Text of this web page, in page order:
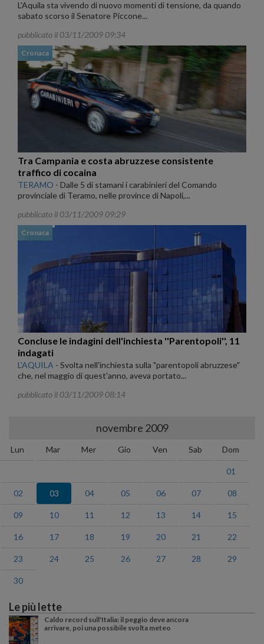
L'Aquila sta vivendo di nuovo momenti di tensione, da quando
sabato scorso il Senatore Piccone...
pubblicato il 03/11/2009 09:34
Cronaca
Tra Campania e costa abruzzese consistente
traffico di cocaina
TERAMO - Dalle 5 di stamani i carabinieri del Comando
provinciale di Teramo, nelle province di Napoli,...
pubblicato il 03/11/2009 09:29
Cronaca
Concluse le indagini dell'inchiesta ''Parentopoli'', 11
indagati
L'AQUILA - Svolta nell'inchiesta sulla "parentopoli abruzzese"
che, nel maggio di quest'anno, aveva portato...
pubblicato il 03/11/2009 08:14
novembre 2009
Lun Mar Mer Gio Ven Sab Dom
01
02 03 04 05 06 07 08
09 10 11 12 13 14 15
16 17 18 19 20 21 22
23 24 25 26 27 28 29
30
Le più lette
Caldo record sull'Italia: il peggio deve ancora
arrivare, poi una possibile svolta meteo